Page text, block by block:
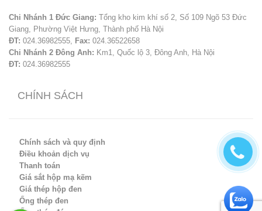
Chi Nhánh 1 Đức Giang: Tổng kho kim khí số 2, Số 109 Ngõ 53 Đức
Giang, Phường Việt Hưng, Thành phố Hà Nội
ĐT: 024.36982555, Fax: 024.36522658
Chi Nhánh 2 Đông Anh: Km1, Quốc lộ 3, Đông Anh, Hà Nội
ĐT: 024.36982555
CHÍNH SÁCH
Chính sách và quy định
Điều khoản dịch vụ
Thanh toán
Giá sắt hộp mạ kẽm
Giá thép hộp đen
Ống thép đen